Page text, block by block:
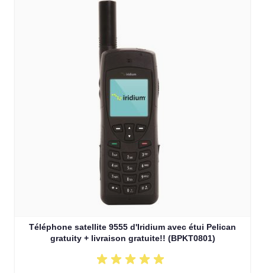
Téléphone satellite 9555 d'Iridium avec étui Pelican
gratuity + livraison gratuite!! (BPKT0801)